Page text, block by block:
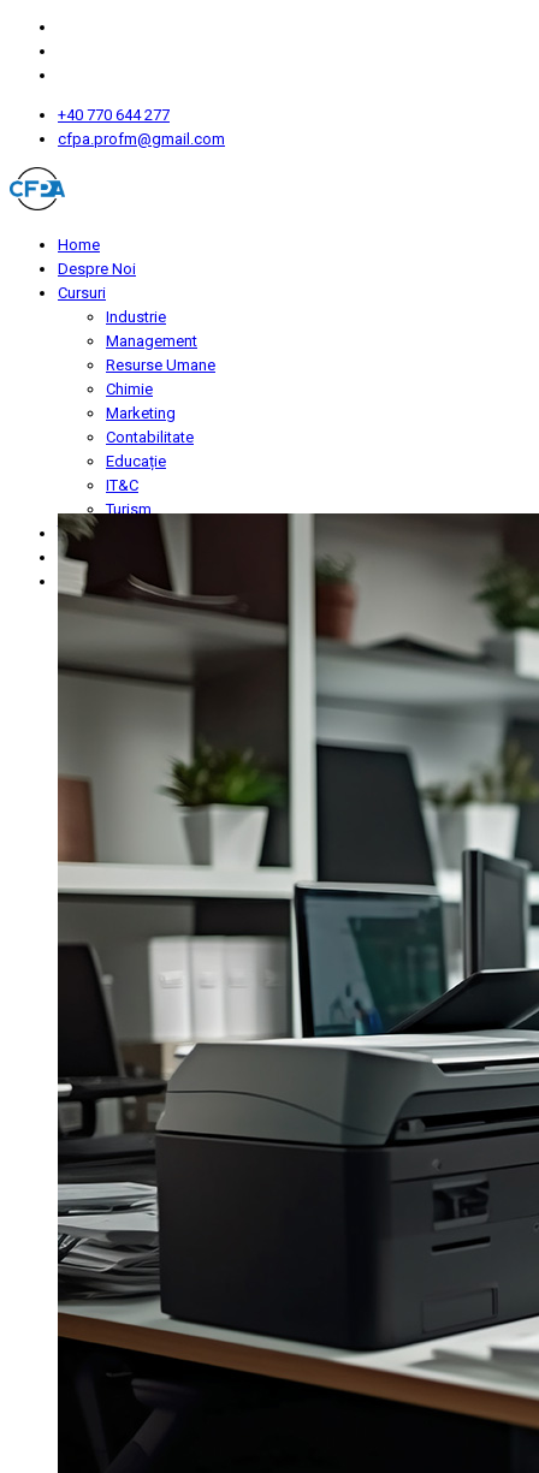
+40 770 644 277
cfpa.profm@gmail.com
Home
Despre Noi
Cursuri
Industrie
Management
Resurse Umane
Chimie
Marketing
Contabilitate
Educație
IT&C
Turism
Înscriere
Blog
Contact